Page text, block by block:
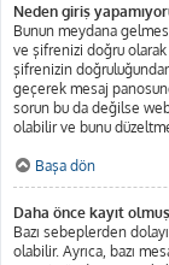
Neden giriş
Bunun meydana
ve şifrenizi doğru olarak
şifrenizin
geçerek mesaj
sorun bu da değilse
olabilir ve bunu
Başa dön
Daha önce kayıt
Bazı sebeplerden
olabilir. Ayrıca, bazı